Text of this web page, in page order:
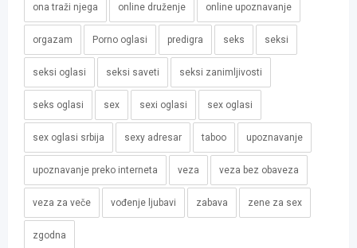
ona traži njega online druženje online upoznavanje
orgazam Porno oglasi predigra seks seksi
seksi oglasi seksi saveti seksi zanimljivosti
seks oglasi sex sexi oglasi sex oglasi
sex oglasi srbija sexy adresar taboo upoznavanje
upoznavanje preko interneta veza veza bez obaveza
veza za veče vođenje ljubavi zabava zene za sex
zgodna